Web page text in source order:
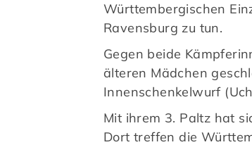
Württembergischen
Ravensburg zu tun.
Gegen beide
älteren Mädchen
Innenschenkelwurf
Mit ihrem 3. Paltz hat
Dort treffen die